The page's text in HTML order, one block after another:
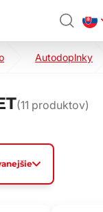
Autodoplnky
(11 produktov)